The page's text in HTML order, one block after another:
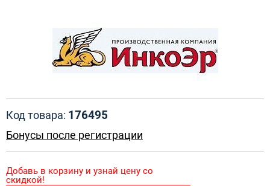
Код товара: 176495
Бонусы после регистрации
Добавь в корзину и узнай цену со
скидкой!